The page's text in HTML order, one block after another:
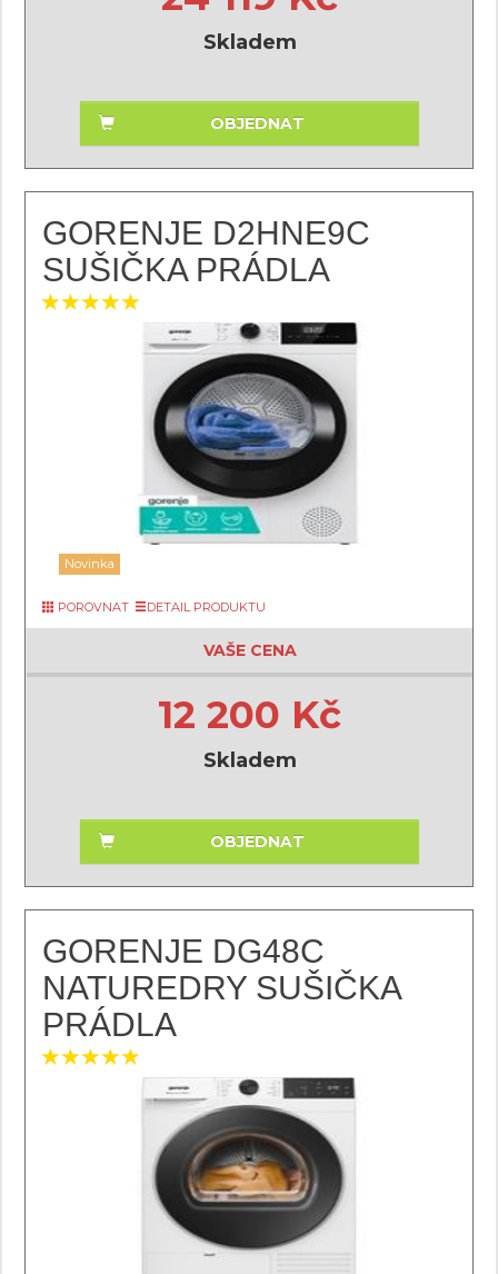
Skladem
OBJEDNAT
GORENJE D2HNE9C
SUŠIČKA PRÁDLA
Novinka
POROVNAT DETAIL PRODUKTU
VAŠE CENA
12 200 Kč
Skladem
OBJEDNAT
GORENJE DG48C
NATUREDRY SUŠIČKA
PRÁDLA